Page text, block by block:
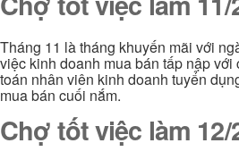
Tháng 11 là tháng khuyến mãi với
việc kinh doanh mua bán tấp nập
toán nhân viên kinh doanh tuyển
mua bán cuối nắm.
Chợ tốt việc làm 12/